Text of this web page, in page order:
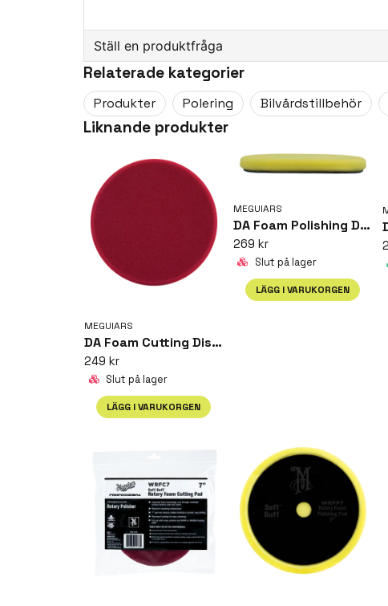
Finns i olika storlekar.
DMF
Ställ en produktfråga
question
Fråga oss något om denna produkten...
name
Namn
Ja, ni får publicera min fråga
Relaterade kategorier
Produkter Polering Bilvårdstillbehör
Liknande produkter
MEGUIARS
DA Foam Cutting Disc - 6
249 kr
Slut på lager
LÄGG I VARUKORGEN
MEGUIARS
DA Foam Polishing Disc - 6
269 kr
Slut på lager
LÄGG I VARUKORGEN